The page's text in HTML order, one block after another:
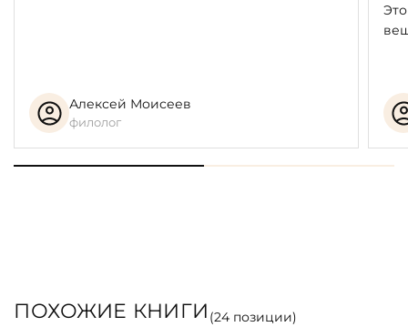
Алексей Моисеев
филолог
ПОХОЖИЕ КНИГИ (24позиции)